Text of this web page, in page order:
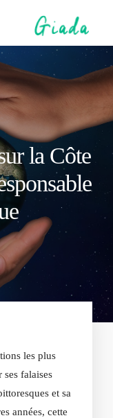
la Côte
les plus
ses falaises
et sa
années, cette